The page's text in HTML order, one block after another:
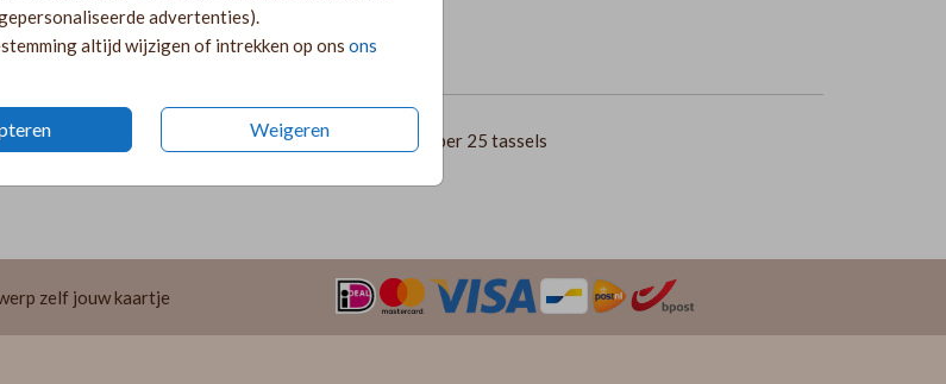
advertenties).
altijd wijzigen of intrekken op ons ons
Weigeren
met een splitpen of
Prijs: per 25 tassels
zelf jouw kaartje